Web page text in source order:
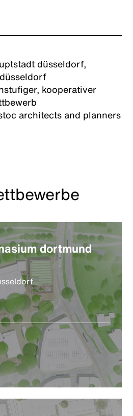
düsseldorf,
kooperativer
architects and planners
dortmund